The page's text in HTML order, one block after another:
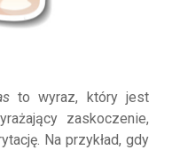
to wyraz, który jest
zaskoczenie,
Na przykład, gdy